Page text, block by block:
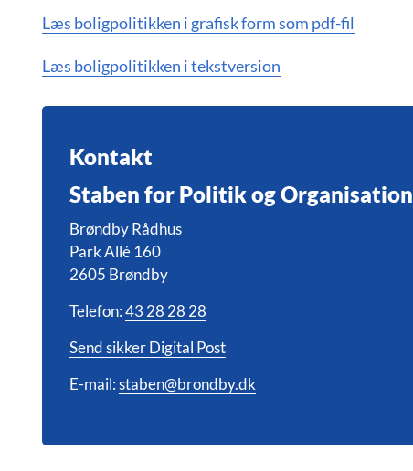
Læs boligpolitikken i grafisk form som pdf-fil
Læs boligpolitikken i tekstversion
Kontakt
Staben for Politik og Organisation
Brøndby Rådhus
Park Allé 160
2605 Brøndby
Telefon:43 28 28 28
Send sikker Digital Post
E-mail:staben@brondby.dk